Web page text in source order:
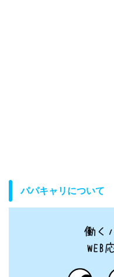
パパキャリについて